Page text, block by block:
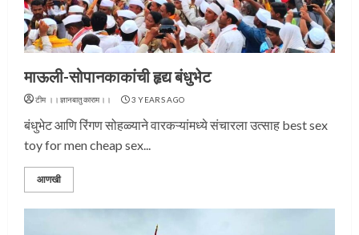
माऊली-सोपानकाकांची हृद्य बंधुभेट
टीम ।।ज्ञानबातुकाराम।। 3 YEARS AGO
बंधुभेट आणि रिंगण सोहळ्याने वारकऱ्यांमध्ये संचारला उत्साह best sex
toy for men cheap sex...
आणखी